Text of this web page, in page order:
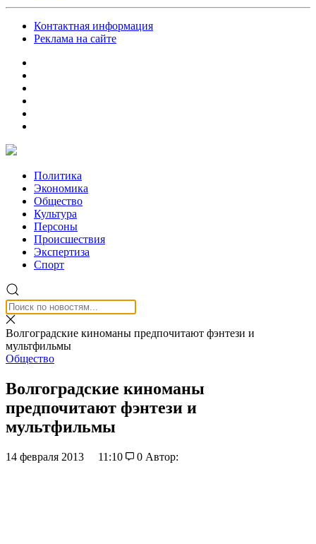
Контактная информация
Реклама на сайте
Политика
Экономика
Общество
Культура
Персоны
Происшествия
Экспертиза
Спорт
Волгоградские киноманы предпочитают фэнтези и
мультфильмы
Общество
Волгоградские киноманы
предпочитают фэнтези и
мультфильмы
14 февраля 2013 11:10 0 Автор: